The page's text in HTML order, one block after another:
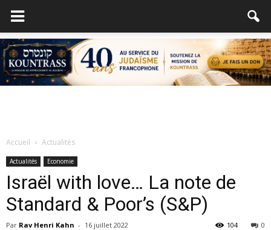
Accueil Actualités
Actualités Economie
Israël with love… La note de
Standard & Poor’s (S&P)
Par Rav Henri Kahn - 16 juillet 2022 0
104